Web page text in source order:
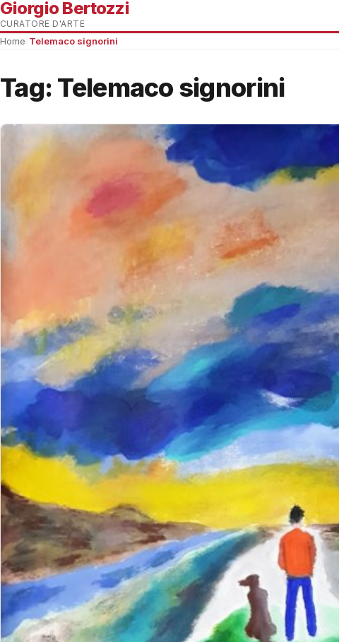
Giorgio Bertozzi
CURATORE D'ARTE
Home Telemaco signorini
Tag: Telemaco signorini